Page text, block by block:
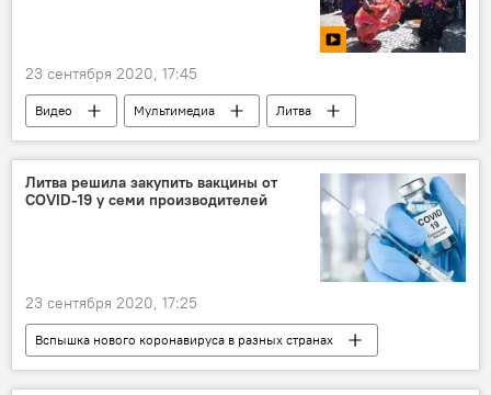
23 сентября 2020, 17:45
Видео Мультимедиа
Литва
Вильнюс
цыгане
Литва решила закупить вакцины от
COVID-19 у семи производителей
23 сентября 2020, 17:25
Вспышка нового коронавируса в разных странах
Общество
Литва
вакцина